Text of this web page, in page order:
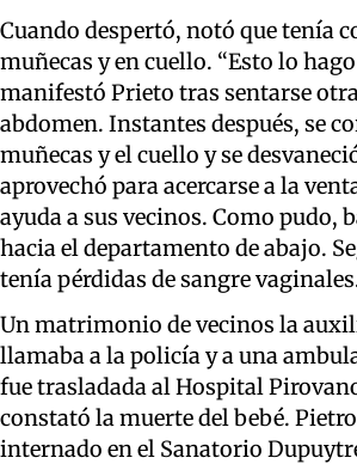
Cuando despertó, notó que tenía
muñecas y en cuello. “Esto lo
manifestó Prieto tras sentarse
abdomen. Instantes después, se
muñecas y el cuello y se
aprovechó para acercarse a la
ayuda a sus vecinos. Como pudo,
hacia el departamento de abajo.
tenía pérdidas de sangre
Un matrimonio de vecinos la
llamaba a la policía y a una
fue trasladada al Hospital
constató la muerte del bebé.
internado en el Sanatorio